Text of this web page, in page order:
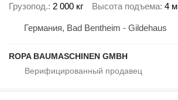
Грузопод. 2 000 кг Высота подъема 4 м
Германия, Bad Bentheim - Gildehaus
ROPA BAUMASCHINEN GMBH